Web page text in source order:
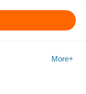
More+